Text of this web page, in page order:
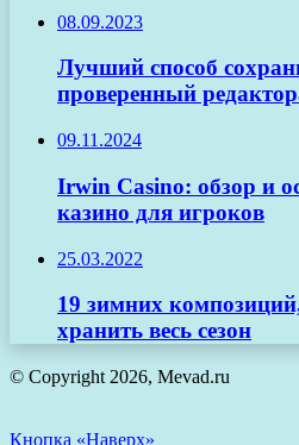
08.09.2023
Лучший способ
проверенный
09.11.2024
Irwin Casino: обзор и
казино для игроков
25.03.2022
19 зимних
хранить весь сезон
© Copyright 2026, Mevad.ru
Кнопка «Наверх»